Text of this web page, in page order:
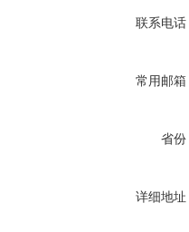
联系电话
常用邮箱
省份
详细地址